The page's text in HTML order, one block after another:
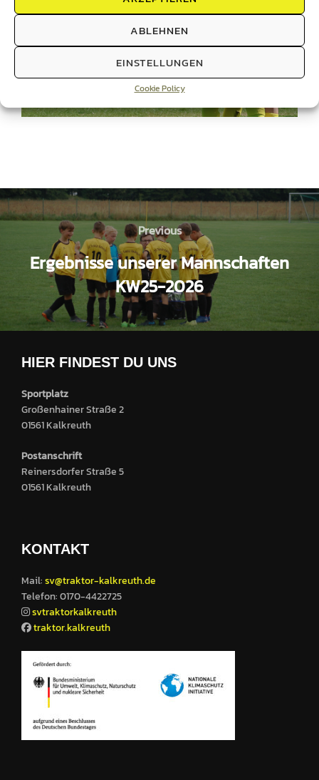
ABLEHNEN
EINSTELLUNGEN
Cookie Policy
Previous
Ergebnisse unserer Mannschaften
KW25-2026
HIER FINDEST DU UNS
Sportplatz
Großenhainer Straße 2
01561 Kalkreuth
Postanschrift
Reinersdorfer Straße 5
01561 Kalkreuth
KONTAKT
Mail:sv@traktor-kalkreuth.de
Telefon: 0170-4422725
svtraktorkalkreuth
traktor.kalkreuth